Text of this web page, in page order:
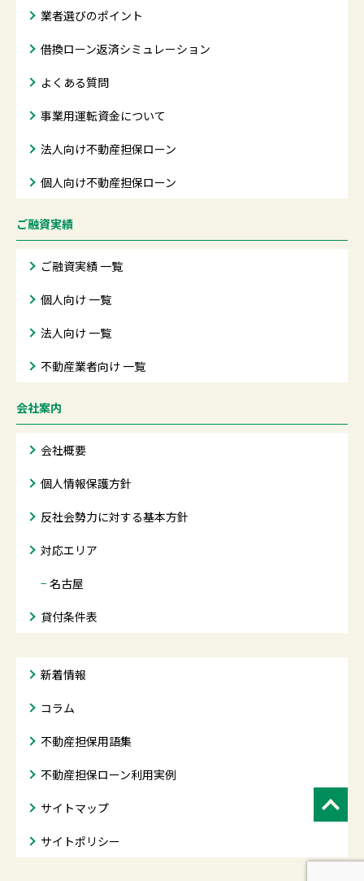
業者選びのポイント
借換ローン返済シミュレーション
よくある質問
事業用運転資金について
法人向け不動産担保ローン
個人向け不動産担保ローン
ご融資実績
ご融資実績 一覧
個人向け 一覧
法人向け 一覧
不動産業者向け 一覧
会社案内
会社概要
個人情報保護方針
反社会勢力に対する基本方針
対応エリア
− 名古屋
貸付条件表
新着情報
コラム
不動産担保用語集
不動産担保ローン利用実例
サイトマップ
サイトポリシー